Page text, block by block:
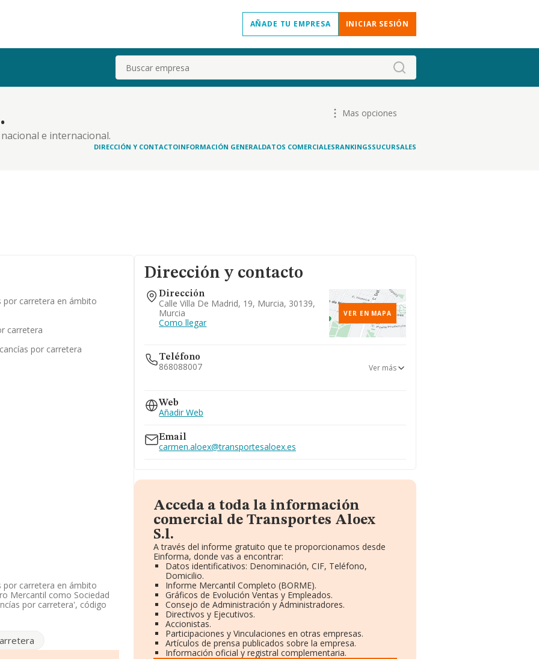
AÑADE TU EMPRESA INICIAR SESIÓN
Buscar
e internacional.
Mas opciones
DIRECCIÓN Y CONTACTOINFORMACIÓN GENERALDATOS COMERCIALESRANKINGSSUCURSALES
por carretera en ámbito
carretera
por carretera
por carretera en ámbito
Mercantil como Sociedad
por carretera', código
perdido 305 puestos en el
delante de la empresa
Dirección y contacto
Dirección
Calle Villa De Madrid, 19, Murcia, 30139,
Murcia
Como llegar
VER EN MAPA
Teléfono
868088007
Ver teléfono 669...
Ver más
Web
Añadir Web
Email
carmen.aloex@transportesaloex.es
Acceda a toda la información
comercial de Transportes Aloex
S.l.
A través del informe gratuito que te proporcionamos desde
Einforma, donde vas a encontrar:
Datos identificativos: Denominación, CIF, Teléfono,
Domicilio.
Informe Mercantil Completo (BORME).
Gráficos de Evolución Ventas y Empleados.
Consejo de Administración y Administradores.
Directivos y Ejecutivos.
Accionistas.
Participaciones y Vinculaciones en otras empresas.
Artículos de prensa publicados sobre la empresa.
Información oficial y registral complementaria.